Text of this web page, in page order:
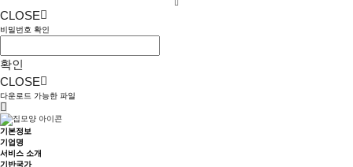
CLOSE
비밀번호 확인
확인
CLOSE
다운로드 가능한 파일
기본정보
기업명
서비스 소개
기반국가